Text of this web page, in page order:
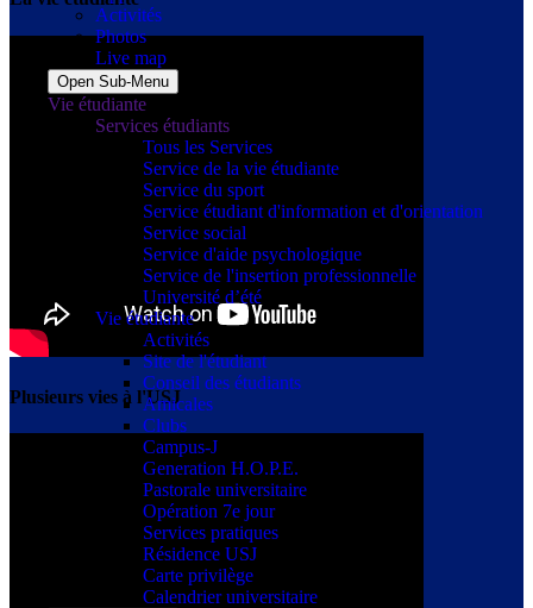
Activités
Photos
Live map
Open Sub-Menu
Vie étudiante
Services étudiants
Tous les Services
Service de la vie étudiante
Service du sport
Service étudiant d'information et d'orientation
Service social
Service d'aide psychologique
Service de l'insertion professionnelle
Université d’été
Vie étudiante
Activités
Site de l'étudiant
Conseil des étudiants
Amicales
Clubs
Campus-J
Generation H.O.P.E.
Pastorale universitaire
Opération 7e jour
Services pratiques
Résidence USJ
Carte privilège
Calendrier universitaire
Plusieurs vies à l'USJ